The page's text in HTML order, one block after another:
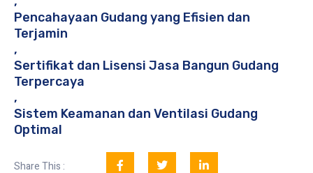
Pencahayaan Gudang yang Efisien dan
Terjamin
,
Sertifikat dan Lisensi Jasa Bangun Gudang
Terpercaya
,
Sistem Keamanan dan Ventilasi Gudang
Optimal
Share This :